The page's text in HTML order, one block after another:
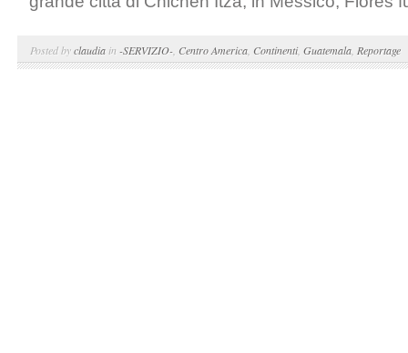
Posted byclaudia in -SERVIZIO- Centro America Continenti, Guatemala Reportage